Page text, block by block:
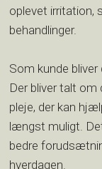
oplevet irritation,
behandlinger.
Som kunde
Der bliver talt om
pleje, der kan
længst muligt.
bedre
hverdagen.